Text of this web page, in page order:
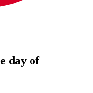
day of